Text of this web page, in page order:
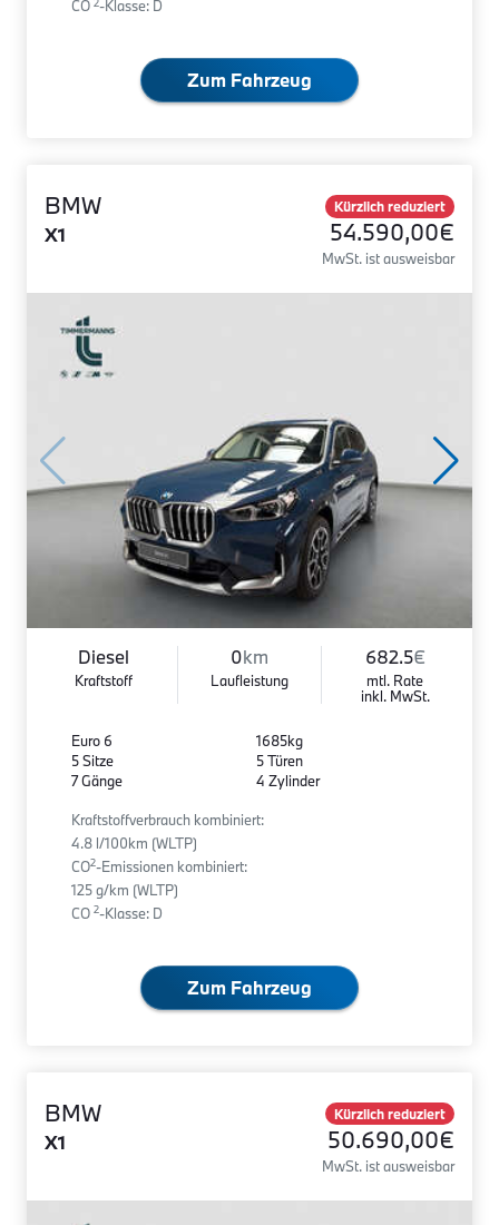
CO -Klasse: D
Zum Fahrzeug
BMW
X1
Kürzlich reduziert
54.590,00€
MwSt. ist ausweisbar
Diesel
Kraftstoff
0km
Laufleistung
682.5€
mtl. Rate
inkl. MwSt.
Euro 6
5 Sitze
7 Gänge
1685kg
5 Türen
4 Zylinder
Kraftstoffverbrauch kombiniert:
4.8 l/100km (WLTP)
CO2-Emissionen kombiniert:
125 g/km (WLTP)
CO 2-Klasse: D
Zum Fahrzeug
BMW
X1
Kürzlich reduziert
50.690,00€
MwSt. ist ausweisbar